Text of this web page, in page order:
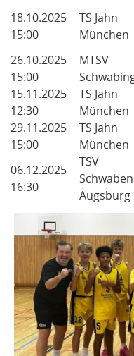
18.10.2025
15:00
TS Jahn
München
26.10.2025
15:00
MTSV
15.11.2025
12:30
TS Jahn
München
29.11.2025
15:00
TS Jahn
München
06.12.2025
16:30
TSV
Schwaben
Augsburg